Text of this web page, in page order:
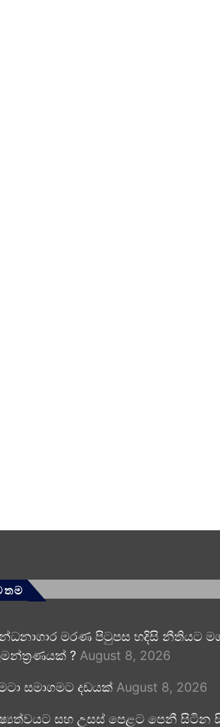
මරණ පිටුපස හදිසි නීතියට
? August 8, 2026
සමාගමට දඩයක් August 8, 2026
සහ උසස් පෙළට පෙනී සිටින